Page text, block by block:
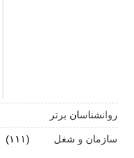
تشدید تر شدن نقرس
جنگ اضطراب با مواد
اضطراب را برای خود
روانشناسان برتر
سازمان و شغل (۱۱۱)